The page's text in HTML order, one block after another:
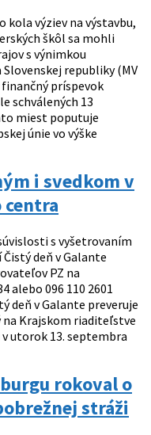
výziev na výstavbu,
škôl sa mohli
s výnimkou
republiky (MV
príspevok
schválených 13
miest poputuje
únie vo výške
i svedkom v
centra
s vyšetrovaním
deň v Galante
PZ na
alebo 096 110 2601
deň v Galante preveruje
Krajskom riaditeľstve
utorok 13. septembra
rokoval o
stráži